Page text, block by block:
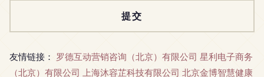
友情链接： 罗德互动营销咨询（北京）有限公司 星利电子商务
（北京）有限公司 上海沐容芷科技有限公司 北京金博智慧健康